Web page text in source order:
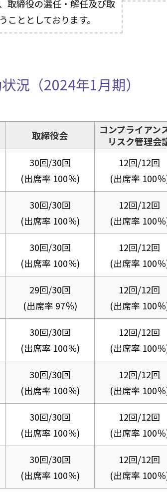
取締役の選任・解任及び取
ととしております。
況（2024年1月期）
取締役会
コンプライアン
リスク管理会
30回/30回
(出席率 100％)
12回/12回
(出席率 100
30回/30回
(出席率 100％)
12回/12回
(出席率 100
30回/30回
(出席率 100％)
12回/12回
(出席率 100
29回/30回
(出席率 97％)
12回/12回
(出席率 100
30回/30回
(出席率 100％)
12回/12回
(出席率 100
30回/30回
(出席率 100％)
12回/12回
(出席率 100
30回/30回
(出席率 100％)
12回/12回
(出席率 100
30回/30回
(出席率 100％)
12回/12回
(出席率 100